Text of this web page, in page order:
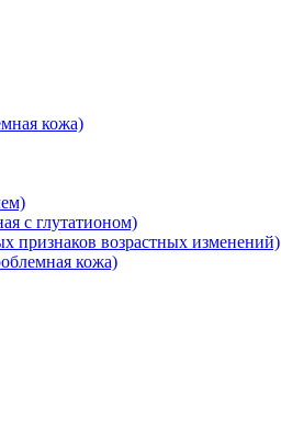
кожа)
с глутатионом)
признаков возрастных изменений)
кожа)